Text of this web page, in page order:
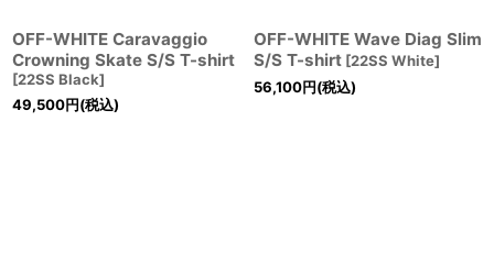
OFF-WHITE Caravaggio
Crowning Skate S/S T-shirt
[22SS Black]
49,500円(税込)
OFF-WHITE Wave Diag Slim
S/S T-shirt [22SS White]
56,100円(税込)